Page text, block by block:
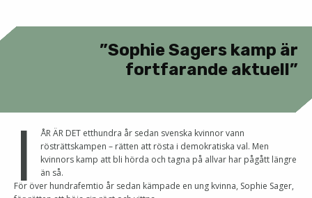
”Sophie Sagers kamp är
fortfarande aktuell”
I
ÅR ÄR DET etthundra år sedan svenska kvinnor vann
rösträttskampen – rätten att rösta i demokratiska val. Men
kvinnors kamp att bli hörda och tagna på allvar har pågått längre
än så.
För över hundrafemtio år sedan kämpade en ung kvinna, Sophie Sager,